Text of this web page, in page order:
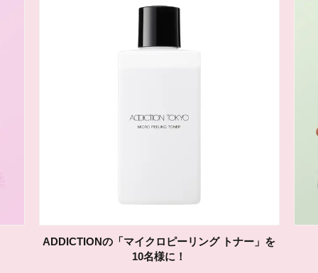
ADDICTIONの「マイクロピーリング トナー」を
10名様に！